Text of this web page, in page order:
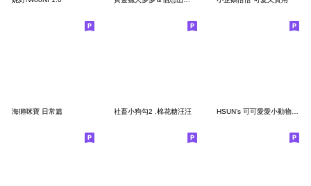
海獺咪寶 日常篇 社畜小狗勾2 .棉花糖汪汪 HSUN’s 可可愛愛小動物（日常1.0）